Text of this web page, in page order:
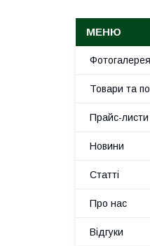
Фотогалерея
Товари та
Прайс-листи
Новини
Статті
Про нас
Відгуки